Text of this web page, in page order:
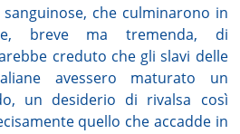
che culminarono in
breve ma tremenda, di
creduto che gli slavi delle
avessero maturato un
un desiderio di rivalsa così
quello che accadde in